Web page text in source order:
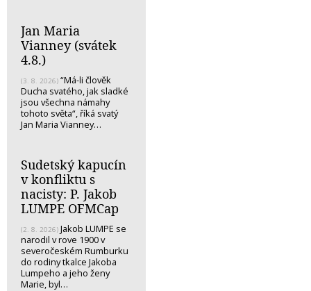
Jan Maria
Vianney (svátek
4.8.)
(3. 8. 2026) “Má-li člověk
Ducha svatého, jak sladké
jsou všechna námahy
tohoto světa“, říká svatý
Jan Maria Vianney…
Sudetský kapucín
v konfliktu s
nacisty: P. Jakob
LUMPE OFMCap
(2. 8. 2026) Jakob LUMPE se
narodil v rove 1900 v
severočeském Rumburku
do rodiny tkalce Jakoba
Lumpeho a jeho ženy
Marie, byl…